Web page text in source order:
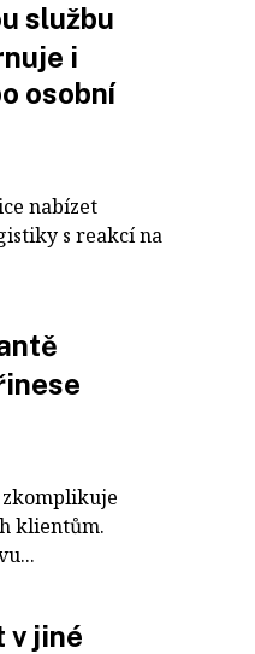
službu
i
osobní
nabízet
s reakcí na
zkomplikuje
klientům.
v jiné